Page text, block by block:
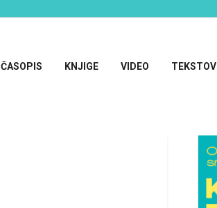
ČASOPIS KNJIGE VIDEO TEKSTOVI